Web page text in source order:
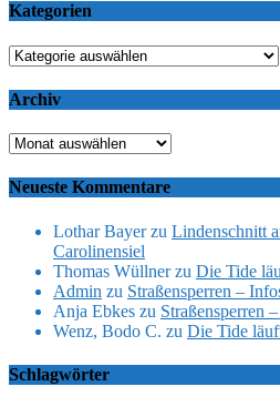
Kategorien
Kategorien
Archiv
Archiv
Neueste Kommentare
Lothar Bayerzu Lindenschnitt
Carolinensiel
Thomas Wüllnerzu Die Tide
Admin zu Straßensperren –
Anja Ebkes zu Straßensperren
Wenz, Bodo C. zu Die Tide
Schlagwörter